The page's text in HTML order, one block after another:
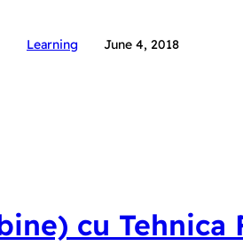
Learning June 4, 2018
cu Tehnica